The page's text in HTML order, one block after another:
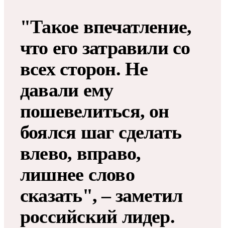
"Такое впечатление,
что его затравили со
всех сторон. Не
давали ему
пошевелиться, он
боялся шаг сделать
влево, вправо,
лишнее слово
сказать", – заметил
российский лидер.